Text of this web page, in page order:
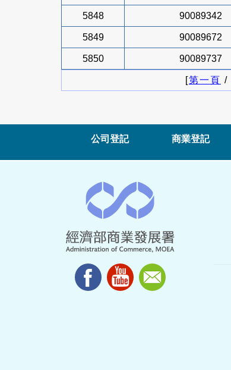
5848 90089342
5849 90089672
5850 90089737
[第一頁 /
公司登記 商業登記